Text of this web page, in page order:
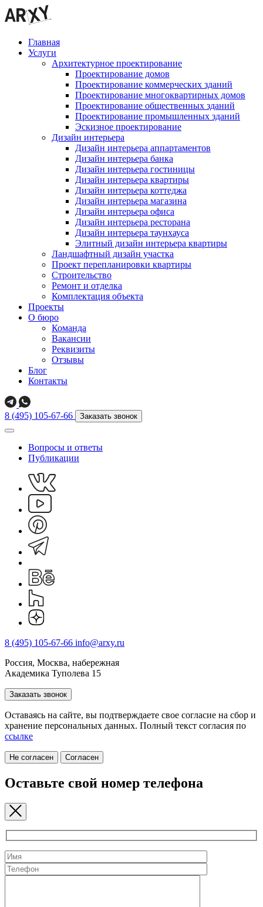
Главная
Услуги
Архитектурное проектирование
Проектирование домов
Проектирование коммерческих зданий
Проектирование многоквартирных домов
Проектирование общественных зданий
Проектирование промышленных зданий
Эскизное проектирование
Дизайн интерьера
Дизайн интерьера аппартаментов
Дизайн интерьера банка
Дизайн интерьера гостиницы
Дизайн интерьера квартиры
Дизайн интерьера коттеджа
Дизайн интерьера магазина
Дизайн интерьера офиса
Дизайн интерьера ресторана
Дизайн интерьера таунхауса
Элитный дизайн интерьера квартиры
Ландшафтный дизайн участка
Проект перепланировки квартиры
Строительство
Ремонт и отделка
Комплектация объекта
Проекты
О бюро
Команда
Вакансии
Реквизиты
Отзывы
Блог
Контакты
8 (495) 105-67-66 Заказать звонок
Вопросы и ответы
Публикации
8 (495) 105-67-66 info@arxy.ru
Россия, Москва, набережная
Академика Туполева 15
Заказать звонок
Оставаясь на сайте, вы подтверждаете свое согласие на cбор и
хранение персональных данных. Полный текст согласия по
ссылке
Не согласен Согласен
Оставьте свой номер телефона